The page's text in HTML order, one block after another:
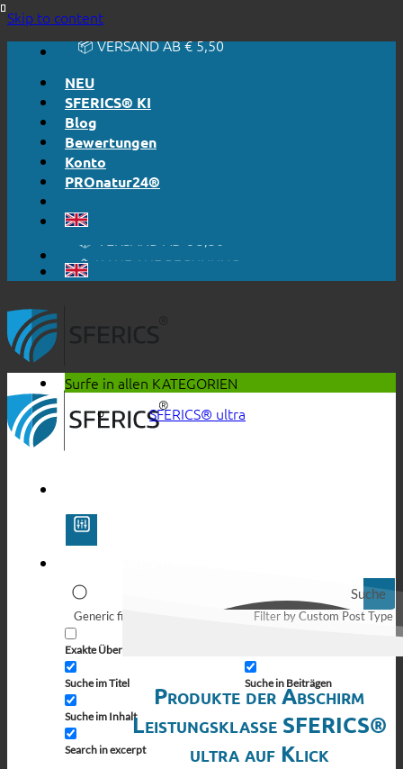
Skip to content🔆 EHRLICH. TRANSPARENT.
📦 VERSAND AB € 5,50
NEU
SFERICS® KI
Blog
Bewertungen
Konto
PROnatur24®
🔆 EINFACH. FUNKTIONIERT.
📦 VERSAND AB € 5,50
🔖 KAUF AUF RECHNUNG
Suche
Generic filters
Exakte Übereinstimmung
Suche im Titel
Suche im Inhalt
Search in excerpt
Filter by Custom Post Type
Suche in Beiträgen
Surfe in allen KATEGORIEN
SFERICS® ultra
Produkte der Abschirm
Leistungsklasse SFERICS®
ultra auf Klick